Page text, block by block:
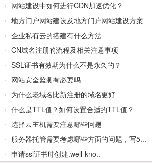
网站建设中如何进行CDN加速优化？
地方门户网站建设及地方门户网站建设方案
企业私有云的搭建有什么方法
CN域名注册的流程及相关注意事项
SSL证书有效期为什么不是永久的？
网站安全监测有必要吗
为什么老域名比新注册的域名更好
什么是TTL值？如何设置合适的TTL值？
选择云主机需要注意哪些问题
服务器托管需要考虑哪些方面的问题，写5...
申请ssl证书时创建.well-kno...